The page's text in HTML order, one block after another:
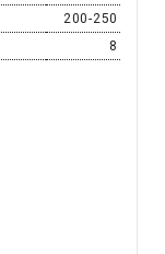
200-250
8